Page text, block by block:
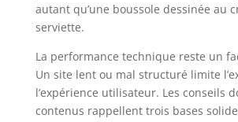
autant qu’une boussole dessinée au
serviette.
La performance technique reste un
Un site lent ou mal structuré limite
l’expérience utilisateur. Les conseils
contenus rappellent trois bases